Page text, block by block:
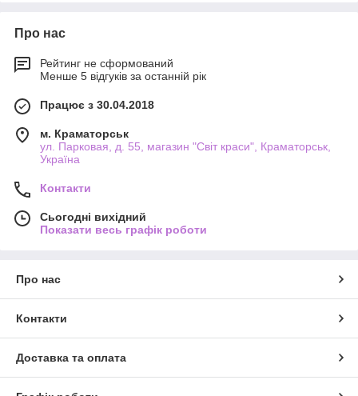
Про нас
Рейтинг не сформований
Менше 5 відгуків за останній рік
Працює з 30.04.2018
м. Краматорськ
ул. Парковая, д. 55, магазин "Світ краси", Краматорськ,
Україна
Контакти
Сьогодні вихідний
Показати весь графік роботи
Про нас
Контакти
Доставка та оплата